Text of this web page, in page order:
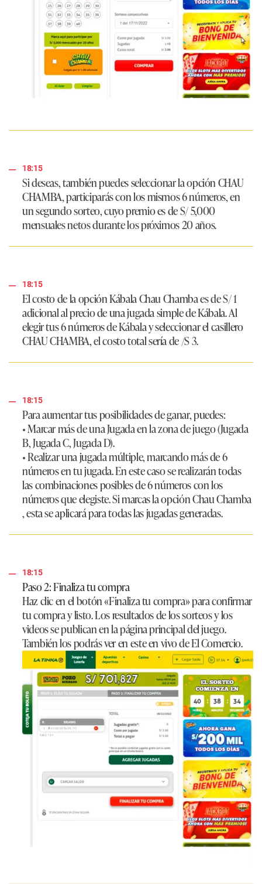
18:15
Si deseas, también puedes seleccionar la opción CHAU
CHAMBA, participarás con los mismos 6 números, en
un segundo sorteo, cuyo premio es de S/ 5,000
mensuales netos durante los próximos 20 años.
18:15
El costo de la opción Kábala Chau Chamba es de S/ 1
adicional al precio de una jugada simple de Kábala. Al
elegir tus 6 números de Kábala y seleccionar el casillero
CHAU CHAMBA, el costo total sería de /S 3.
18:15
Para aumentar tus posibilidades de ganar, puedes:
• Marcar más de una Jugada en la zona de juego (Jugada
B, Jugada C, Jugada D).
• Realizar una jugada múltiple, marcando más de 6
números en tu jugada. En este caso se realizarán todas
las combinaciones posibles de 6 números con los
números que elegiste. Si marcas la opción Chau Chamba
, esta se aplicará para todas las jugadas generadas.
18:15
Paso 2: Finaliza tu compra
Haz clic en el botón «Finaliza tu compra» para confirmar
tu compra y listo. Los resultados de los sorteos y los
videos se publican en la página principal del juego.
También los podrás ver en este en vivo de El Comercio.